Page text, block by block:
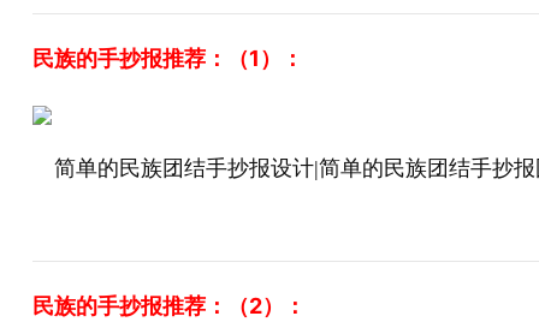
民族的手抄报推荐：（1）：
简单的民族团结手抄报设计|简单的民族团结手抄
民族的手抄报推荐：（2）：